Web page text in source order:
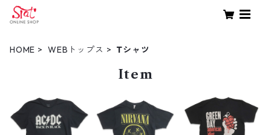
HOME WEBトップス Tシャツ
Item